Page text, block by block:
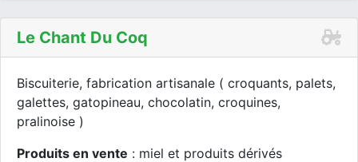
Le Chant Du Coq
Biscuiterie, fabrication artisanale ( croquants, palets,
galettes, gatopineau, chocolatin, croquines,
pralinoise )
Produits en vente : miel et produits dérivés